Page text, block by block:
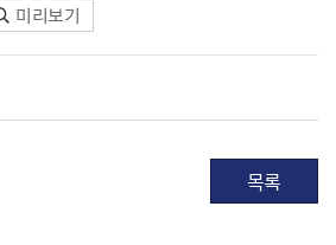
미리보기
목록